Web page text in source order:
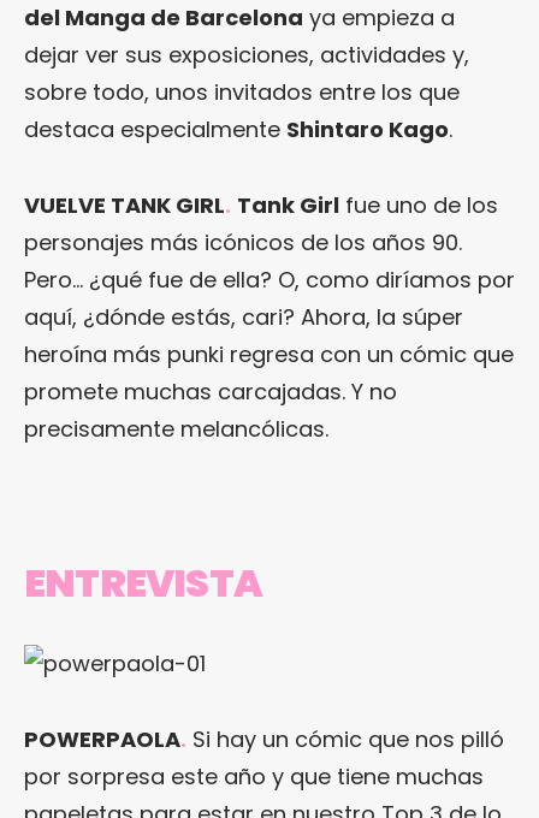
del Manga de Barcelona ya empieza a
dejar ver sus exposiciones, actividades y,
sobre todo, unos invitados entre los que
destaca especialmente Shintaro Kago.
VUELVE TANK GIRL. Tank Girl fue uno de los
personajes más icónicos de los años 90.
Pero… ¿qué fue de ella? O, como diríamos por
aquí, ¿dónde estás, cari? Ahora, la súper
heroína más punki regresa con un cómic que
promete muchas carcajadas. Y no
precisamente melancólicas.
ENTREVISTA
POWERPAOLA. Si hay un cómic que nos pilló
por sorpresa este año y que tiene muchas